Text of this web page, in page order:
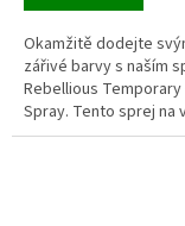
Okamžitě dodejte
zářivé barvy s naším
Rebellious Temporary
Spray. Tento sprej na
nízkým nasazením je